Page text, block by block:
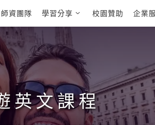
力養成
然發音
英文聽力養成
口溜英文
旅遊英文
礎字彙
情境閱讀
文文法技巧
英文寫作
Talks
CNN聽力強化
英
多益秒學堂
師資團隊 學習分享 校園贊助 企業
英文課程